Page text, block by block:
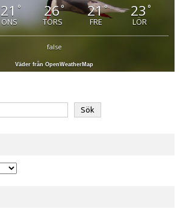
21 °
ONS
26°
TORS
21°
FRE
23 °
LÖR
false
Väder från OpenWeatherMap
Sök